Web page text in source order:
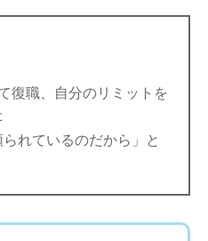
復職、自分のリミットを
れているのだから」と